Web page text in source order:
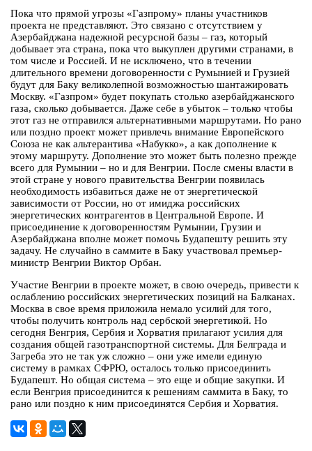
Пока что прямой угрозы «Газпрому» планы участников
проекта не представляют. Это связано с отсутствием у
Азербайджана надежной ресурсной базы – газ, который
добывает эта страна, пока что выкуплен другими странами, в
том числе и Россией. И не исключено, что в течении
длительного времени договоренности с Румынией и Грузией
будут для Баку великолепной возможностью шантажировать
Москву. «Газпром» будет покупать столько азербайджанского
газа, сколько добывается. Даже себе в убыток – только чтобы
этот газ не отправился альтернативными маршрутами. Но рано
или поздно проект может привлечь внимание Европейского
Союза не как альтерантива «Набукко», а как дополнение к
этому маршруту. Дополнение это может быть полезно прежде
всего для Румынии – но и для Венгрии. После смены власти в
этой стране у нового правительства Венгрии появилась
необходимость избавиться даже не от энергетической
зависимости от России, но от имиджа российских
энергетических контрагентов в Центральной Европе. И
присоединение к договоренностям Румынии, Грузии и
Азербайджана вполне может помочь Будапешту решить эту
задачу. Не случайно в саммите в Баку участвовал премьер-
министр Венгрии Виктор Орбан.
Участие Венгрии в проекте может, в свою очередь, привести к
ослаблению российских энергетических позиций на Балканах.
Москва в свое время приложила немало усилий для того,
чтобы получить контроль над сербской энергетикой. Но
сегодня Венгрия, Сербия и Хорватия прилагают усилия для
создания общей газотранспортной системы. Для Белграда и
Загреба это не так уж сложно – они уже имели единую
систему в рамках СФРЮ, осталось только присоединить
Будапешт. Но общая система – это еще и общие закупки. И
если Венгрия присоединится к решениям саммита в Баку, то
рано или поздно к ним присоединятся Сербия и Хорватия.